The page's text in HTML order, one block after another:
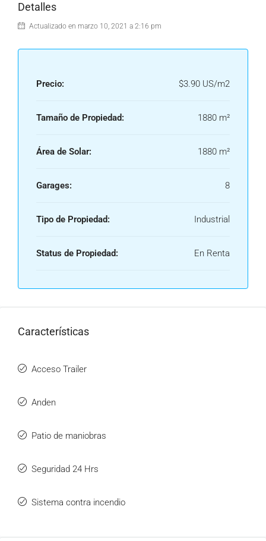
Detalles
Actualizado en marzo 10, 2021 a 2:16 pm
Precio: $3.90 US/m2
Tamaño de Propiedad: 1880 m²
Área de Solar: 1880 m²
Garages: 8
Tipo de Propiedad: Industrial
Status de Propiedad: En Renta
Características
Acceso Trailer
Anden
Patio de maniobras
Seguridad 24 Hrs
Sistema contra incendio